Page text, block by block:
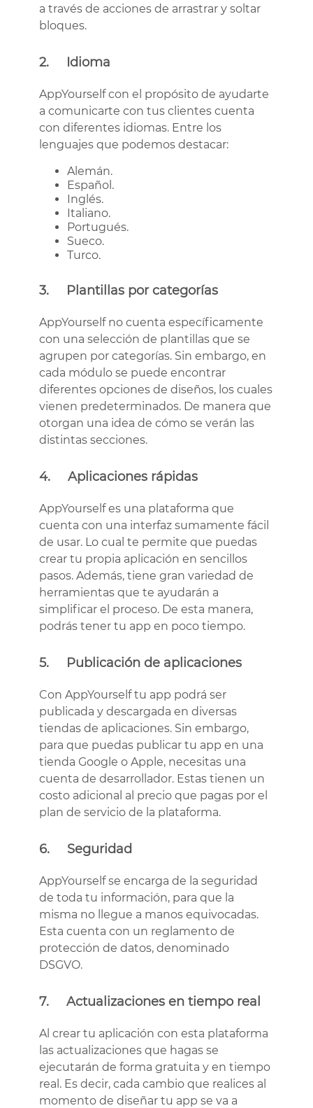
a través de acciones de arrastrar y soltar
bloques.
2. Idioma
AppYourself con el propósito de ayudarte
a comunicarte con tus clientes cuenta
con diferentes idiomas. Entre los
lenguajes que podemos destacar:
Alemán.
Español.
Inglés.
Italiano.
Portugués.
Sueco.
Turco.
3. Plantillas por categorías
AppYourself no cuenta específicamente
con una selección de plantillas que se
agrupen por categorías. Sin embargo, en
cada módulo se puede encontrar
diferentes opciones de diseños, los cuales
vienen predeterminados. De manera que
otorgan una idea de cómo se verán las
distintas secciones.
4. Aplicaciones rápidas
AppYourself es una plataforma que
cuenta con una interfaz sumamente fácil
de usar. Lo cual te permite que puedas
crear tu propia aplicación en sencillos
pasos. Además, tiene gran variedad de
herramientas que te ayudarán a
simplificar el proceso. De esta manera,
podrás tener tu app en poco tiempo.
5. Publicación de aplicaciones
Con AppYourself tu app podrá ser
publicada y descargada en diversas
tiendas de aplicaciones. Sin embargo,
para que puedas publicar tu app en una
tienda Google o Apple, necesitas una
cuenta de desarrollador. Estas tienen un
costo adicional al precio que pagas por el
plan de servicio de la plataforma.
6. Seguridad
AppYourself se encarga de la seguridad
de toda tu información, para que la
misma no llegue a manos equivocadas.
Esta cuenta con un reglamento de
protección de datos, denominado
DSGVO.
7. Actualizaciones en tiempo real
Al crear tu aplicación con esta plataforma
las actualizaciones que hagas se
ejecutarán de forma gratuita y en tiempo
real. Es decir, cada cambio que realices al
momento de diseñar tu app se va a